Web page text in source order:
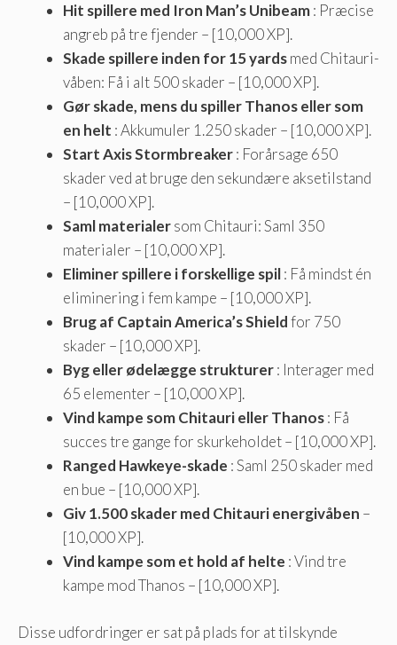
Hit spillere med Iron Man’s Unibeam: Præcise
angreb på tre fjender – [10,000 XP].
Skade spillere inden for 15 yardsmed Chitauri-
våben: Få i alt 500 skader – [10,000 XP].
Gør skade, mens du spiller Thanos eller som
en helt : Akkumuler 1.250 skader – [10,000 XP].
Start Axis Stormbreaker: Forårsage 650
skader ved at bruge den sekundære aksetilstand
– [10,000 XP].
Saml materialersom Chitauri: Saml 350
materialer – [10,000 XP].
Eliminer spillere i forskellige spil: Få mindst én
eliminering i fem kampe – [10,000 XP].
Brug af Captain America’s Shieldfor 750
skader – [10,000 XP].
Byg eller ødelægge strukturer: Interager med
65 elementer – [10,000 XP].
Vind kampe som Chitauri eller Thanos: Få
succes tre gange for skurkeholdet – [10,000 XP].
Ranged Hawkeye-skade : Saml 250 skader med
en bue – [10,000 XP].
Giv 1.500 skader med Chitauri energivåben –
[10,000 XP].
Vind kampe som et hold af helte : Vind tre
kampe mod Thanos – [10,000 XP].
Disse udfordringer er sat på plads for at tilskynde